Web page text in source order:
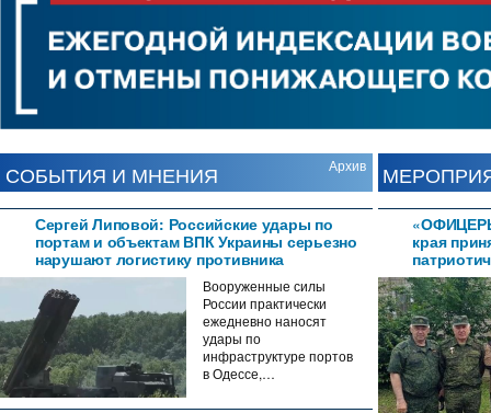
DearFlip WordPress Flipbook
Plugin Helpdocumentation.
СОБЫТИЯ И МНЕНИЯ Архив
Сергей Липовой: Российские удары по
портам и объектам ВПК Украины серьезно
нарушают логистику противника
Вооруженные силы
России практически
ежедневно наносят
удары по
инфраструктуре портов
в Одессе,…
края